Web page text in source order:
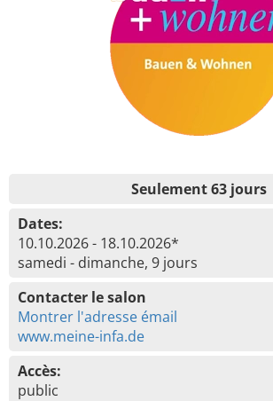
Seulement 63 jours
Dates:
10.10.2026 - 18.10.2026*
samedi - dimanche, 9 jours
Contacter le salon
Montrer l'adresse émail
www.meine-infa.de
Accès:
public